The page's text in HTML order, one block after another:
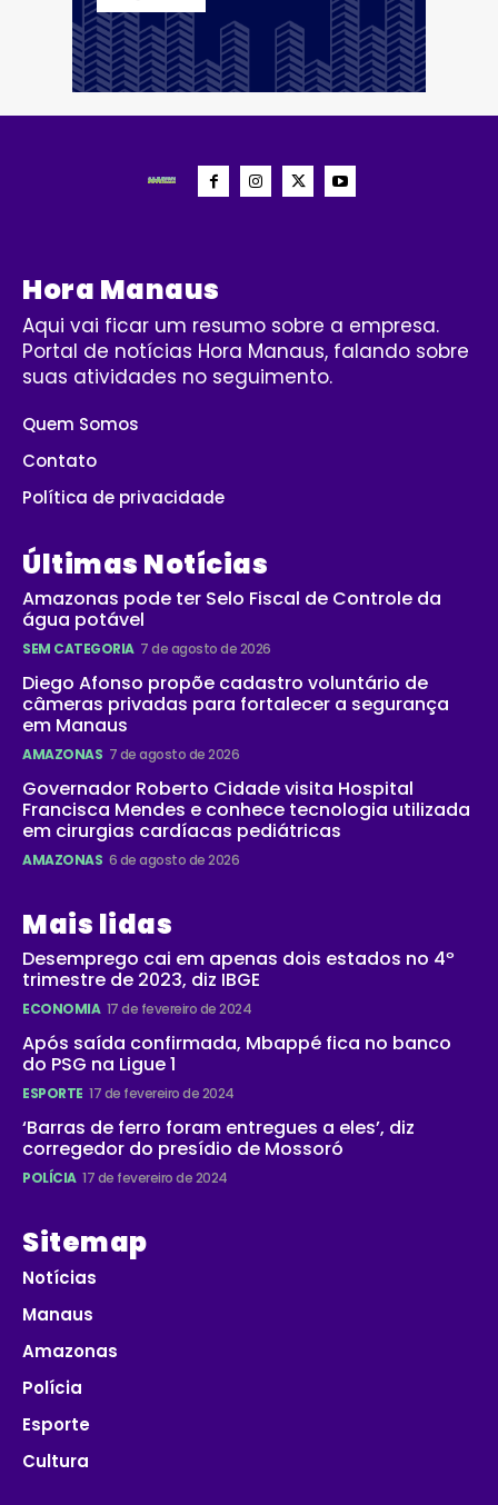
Hora Manaus
Aqui vai ficar um resumo sobre a empresa.
Portal de notícias Hora Manaus, falando sobre
suas atividades no seguimento.
Quem Somos
Contato
Política de privacidade
Últimas Notícias
Amazonas pode ter Selo Fiscal de Controle da
água potável
SEM CATEGORIA 7 de agosto de 2026
Diego Afonso propõe cadastro voluntário de
câmeras privadas para fortalecer a segurança
em Manaus
AMAZONAS 7 de agosto de 2026
Governador Roberto Cidade visita Hospital
Francisca Mendes e conhece tecnologia utilizada
em cirurgias cardíacas pediátricas
AMAZONAS 6 de agosto de 2026
Mais lidas
Desemprego cai em apenas dois estados no 4º
trimestre de 2023, diz IBGE
ECONOMIA 17 de fevereiro de 2024
Após saída confirmada, Mbappé fica no banco
do PSG na Ligue 1
ESPORTE 17 de fevereiro de 2024
‘Barras de ferro foram entregues a eles’, diz
corregedor do presídio de Mossoró
POLÍCIA 17 de fevereiro de 2024
Sitemap
Notícias
Manaus
Amazonas
Polícia
Esporte
Cultura